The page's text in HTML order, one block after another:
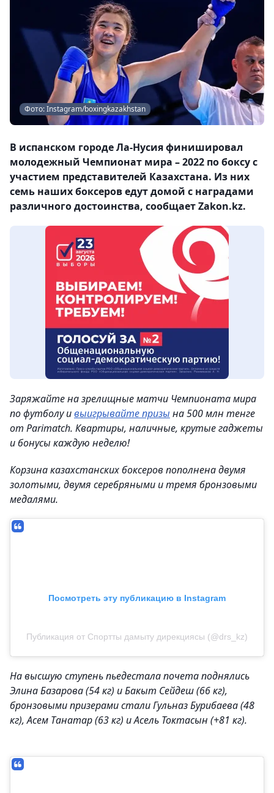
Фото: Instagram/boxingkazakhstan
В испанском городе Ла-Нусия финишировал
молодежный Чемпионат мира – 2022 по боксу с
участием представителей Казахстана. Из них
семь наших боксеров едут домой с наградами
различного достоинства, сообщает Zakon.kz.
Заряжайте на зрелищные матчи Чемпионата мира
по футболу ивыигрывайте призы на 500 млн тенге
от Parimatch. Квартиры, наличные, крутые гаджеты
и бонусы каждую неделю!
Корзина казахстанских боксеров пополнена двумя
золотыми, двумя серебряными и тремя бронзовыми
медалями.
Посмотреть эту публикацию в Instagram
Публикация от Спортты дамыту дирекциясы (@drs_kz)
На высшую ступень пьедестала почета поднялись
Элина Базарова (54 кг) и Бакыт Сейдеш (66 кг),
бронзовыми призерами стали Гульназ Бурибаева (48
кг), Асем Танатар (63 кг) и Асель Токтасын (+81 кг).